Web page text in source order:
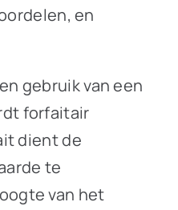
en
gebruik van een
forfaitair
dient de
te
van het